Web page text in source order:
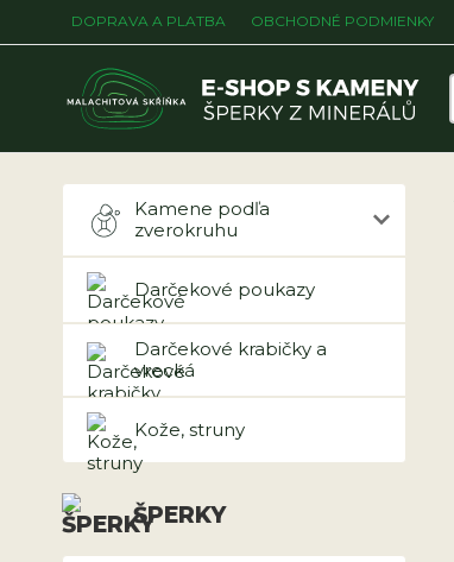
DOPRAVA A PLATBA OBCHODNÉ PODMIENKY
Kamene podľa
zverokruhu
Darčekové poukazy
Darčekové krabičky a
vrecká
Kože, struny
ŠPERKY